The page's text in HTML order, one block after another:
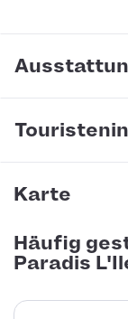
Karte
Häufig
Paradis